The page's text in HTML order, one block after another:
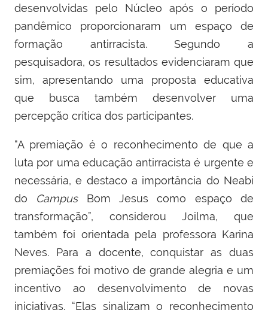
desenvolvidas pelo Núcleo após o período
pandêmico proporcionaram um espaço de
formação antirracista. Segundo a
pesquisadora, os resultados evidenciaram que
sim, apresentando uma proposta educativa
que busca também desenvolver uma
percepção crítica dos participantes.
“A premiação é o reconhecimento de que a
luta por uma educação antirracista é urgente e
necessária, e destaco a importância do Neabi
do CampusBom Jesus como espaço de
transformação”, considerou Joilma, que
também foi orientada pela professora Karina
Neves. Para a docente, conquistar as duas
premiações foi motivo de grande alegria e um
incentivo ao desenvolvimento de novas
iniciativas. “Elas sinalizam o reconhecimento